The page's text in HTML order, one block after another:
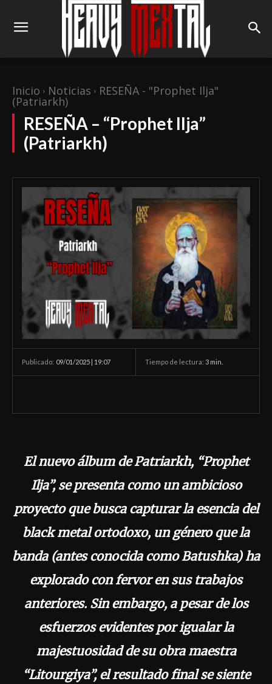
Inicio Noticias RESEÑA - "Prophet Ilja"
(Patriarkh)
RESEÑA – “Prophet Ilja”
(Patriarkh)
Publicado: 09/01/2025 | 19:07 Tiempo de lectura: 3 min.
El nuevo álbum de Patriarkh, “Prophet
Ilja”, se presenta como un ambicioso
proyecto que busca capturar la esencia del
black metal ortodoxo, un género que la
banda (antes conocida como Batushka) ha
explorado con fervor en sus trabajos
anteriores. Sin embargo, a pesar de los
esfuerzos evidentes por igualar la
majestuosidad de su obra maestra
“Litourgiya”, el resultado final se siente